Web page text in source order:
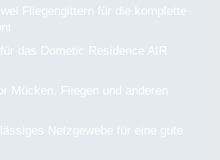
Fliegengittern für die komplette
das Dometic Residence AIR
Mücken, Fliegen und anderen
Netzgewebe für eine gute